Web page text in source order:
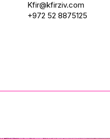
Kfir@kfirziv.com
+972 52 8875125